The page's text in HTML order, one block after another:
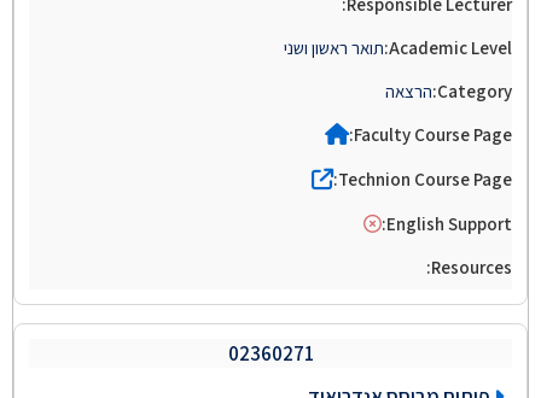
תואר ראשון ושני
הרצאה
02360271